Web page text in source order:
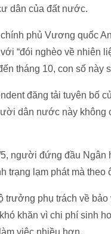
dân của đất nước.
phủ Vương quốc
“đói nghèo về nhiên
tháng 10, con số này
đăng tải tuyên bố
dân nước này không
người đứng đầu Ngân
trạng lạm phát mà
trưởng phụ trách về
khăn vì chi phí sinh
việc nhiều hơn.